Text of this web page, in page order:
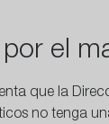
el
que la
no tenga